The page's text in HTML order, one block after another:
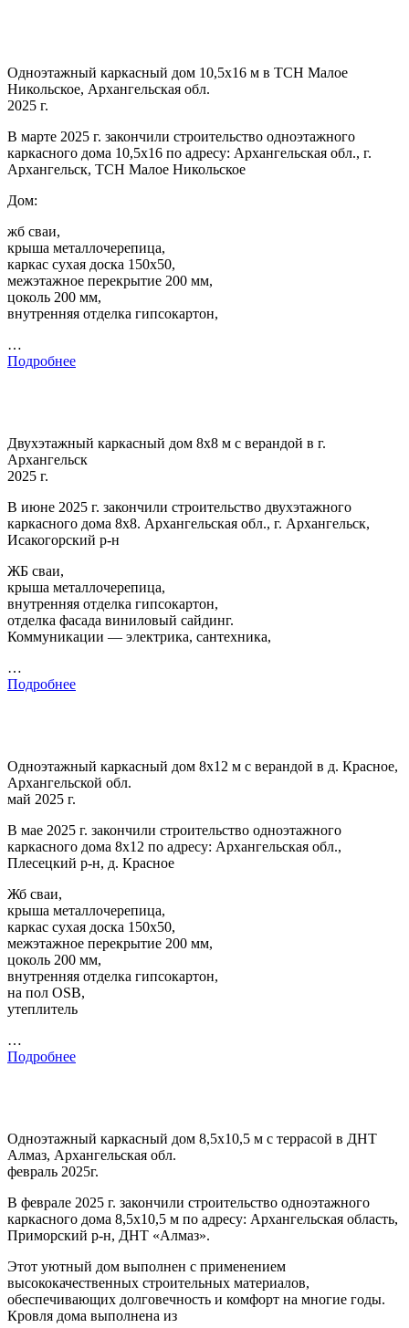
Одноэтажный каркасный дом 10,5х16 м в ТСН Малое
Никольское, Архангельская обл.
2025 г.
В марте 2025 г. закончили строительство одноэтажного
каркасного дома 10,5х16 по адресу: Архангельская обл., г.
Архангельск, ТСН Малое Никольское
Дом:
жб сваи,
крыша металлочерепица,
каркас сухая доска 150х50,
межэтажное перекрытие 200 мм,
цоколь 200 мм,
внутренняя отделка гипсокартон,
…
Подробнее
Двухэтажный каркасный дом 8х8 м с верандой в г.
Архангельск
2025 г.
В июне 2025 г. закончили строительство двухэтажного
каркасного дома 8х8. Архангельская обл., г. Архангельск,
Исакогорский р-н
ЖБ сваи,
крыша металлочерепица,
внутренняя отделка гипсокартон,
отделка фасада виниловый сайдинг.
Коммуникации — электрика, сантехника,
…
Подробнее
Одноэтажный каркасный дом 8х12 м с верандой в д. Красное,
Архангельской обл.
май 2025 г.
В мае 2025 г. закончили строительство одноэтажного
каркасного дома 8х12 по адресу: Архангельская обл.,
Плесецкий р-н, д. Красное
Жб сваи,
крыша металлочерепица,
каркас сухая доска 150х50,
межэтажное перекрытие 200 мм,
цоколь 200 мм,
внутренняя отделка гипсокартон,
на пол OSB,
утеплитель
…
Подробнее
Одноэтажный каркасный дом 8,5х10,5 м с террасой в ДНТ
Алмаз, Архангельская обл.
февраль 2025г.
В феврале 2025 г. закончили строительство одноэтажного
каркасного дома 8,5х10,5 м по адресу: Архангельская область,
Приморский р-н, ДНТ «Алмаз».
Этот уютный дом выполнен с применением
высококачественных строительных материалов,
обеспечивающих долговечность и комфорт на многие годы.
Кровля дома выполнена из